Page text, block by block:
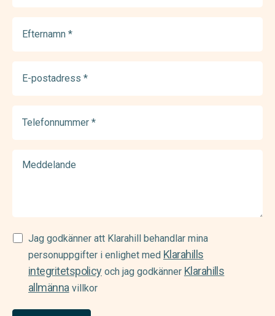
(Required)
postadress
(Required)
Samtycke
(Required)
Jag godkänner att Klarahill behandlar mina
personuppgifter i enlighet med Klarahills
integritetspolicyoch jag godkänner Klarahills
allmännavillkor